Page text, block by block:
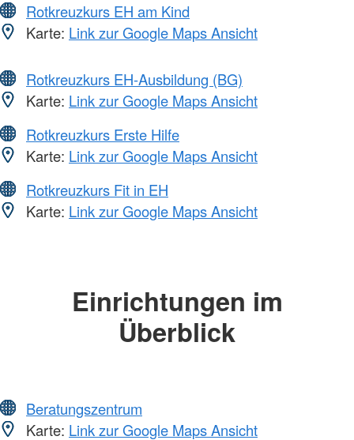
Rotkreuzkurs EH am Kind
Karte: Link zur Google Maps Ansicht
Rotkreuzkurs EH-Ausbildung (BG)
Karte: Link zur Google Maps Ansicht
Rotkreuzkurs Erste Hilfe
Karte: Link zur Google Maps Ansicht
Rotkreuzkurs Fit in EH
Karte: Link zur Google Maps Ansicht
Einrichtungen im
Überblick
Beratungszentrum
Karte: Link zur Google Maps Ansicht